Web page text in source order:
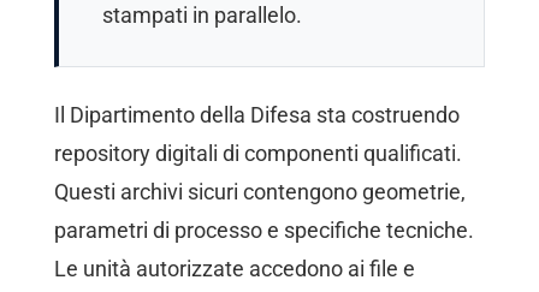
stampati in parallelo.
Il Dipartimento della Difesa sta costruendo
repository digitali di componenti qualificati.
Questi archivi sicuri contengono geometrie,
parametri di processo e specifiche tecniche.
Le unità autorizzate accedono ai file e